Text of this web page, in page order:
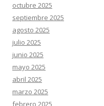
octubre 2025
septiembre 2025
agosto 2025
julio 2025
junio 2025
mayo 2025
abril 2025
marzo 2025
febrero 2025